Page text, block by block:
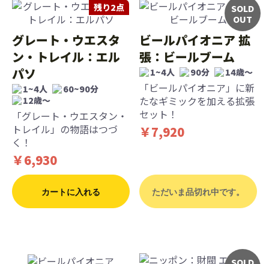
残り2点
グレート・ウエスタ
ン・トレイル：エル
パソ
1~4人
60~90分
12歳〜
「グレート・ウエスタン・
トレイル」の物語はつづ
く！
￥6,930
カートに入れる
SOLD
OUT
ビールパイオニア 拡
張：ビールブーム
1~4人 90分 14歳〜
「ビールパイオニア」に新
たなギミックを加える拡張
セット！
￥7,920
ただいま品切れ中です。